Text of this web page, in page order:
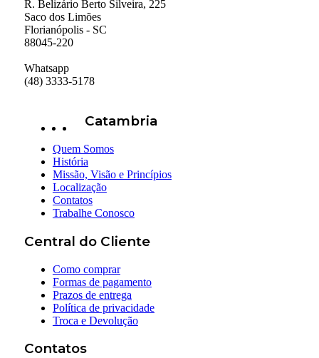
R. Belizário Berto Silveira, 225
Saco dos Limões
Florianópolis - SC
88045-220
Whatsapp
(48) 3333-5178
Catambria
Quem Somos
História
Missão, Visão e Princípios
Localização
Contatos
Trabalhe Conosco
Central do Cliente
Como comprar
Formas de pagamento
Prazos de entrega
Política de privacidade
Troca e Devolução
Contatos